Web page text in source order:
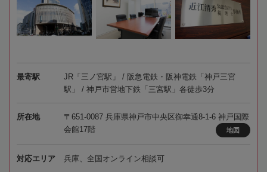
最寄駅
JR「三ノ宮駅」 / 阪急電鉄・阪神電鉄「神戸三宮
駅」 / 神戸市営地下鉄「三宮駅」各徒歩3分
所在地
〒651-0087 兵庫県神戸市中央区御幸通8-1-6 神戸国際
会館17階
地図
対応エリア 兵庫、全国オンライン相談可